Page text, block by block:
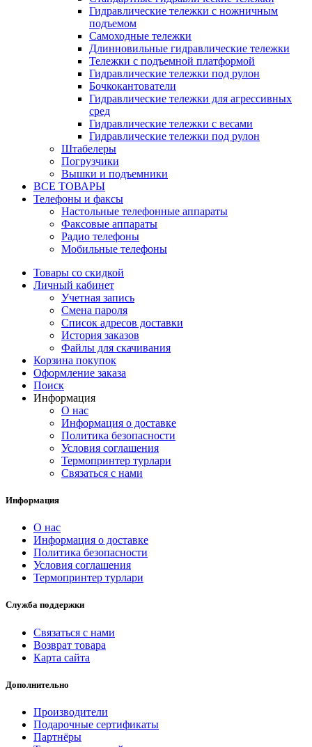
Гидравлические тележки с ножничным
подъемом
Самоходные тележки
Длинновильные гидравлические тележки
Тележки с подъемной платформой
Гидравлические тележки под рулон
Бочкокантователи
Гидравлические тележки для агрессивных
сред
Гидравлические тележки с весами
Гидравлические тележки под рулон
Штабелеры
Погрузчики
Вышки и подъемники
ВСЕ ТОВАРЫ
Телефоны и факсы
Настольные телефонные аппараты
Факсовые аппараты
Радио телефоны
Мобильные телефоны
Товары со скидкой
Личный кабинет
Учетная запись
Смена пароля
Список адресов доставки
История заказов
Файлы для скачивания
Корзина покупок
Оформление заказа
Поиск
Информация
О нас
Информация о доставке
Политика безопасности
Условия соглашения
Термопринтер турлари
Связаться с нами
Информация
О нас
Информация о доставке
Политика безопасности
Условия соглашения
Термопринтер турлари
Служба поддержки
Связаться с нами
Возврат товара
Карта сайта
Дополнительно
Производители
Подарочные сертификаты
Партнёры